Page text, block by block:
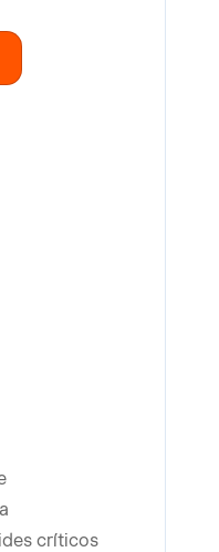
críticos